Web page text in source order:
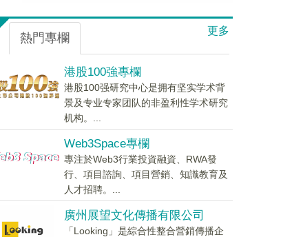
更多
熱門專欄
港股100強專欄
港股100强研究中心是拥有坚实学术背
景及专业专家团队的非盈利性学术研究
机构。...
Web3Space專欄
專注於Web3行業投資融資、RWA發
行、項目諮詢、項目營銷、知識教育及
人才招聘。...
廣州展望文化傳播有限公司
「Looking」是綜合性整合營銷傳播企